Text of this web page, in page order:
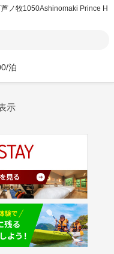
芦ノ牧1050Ashinomaki Prince H
/泊
示